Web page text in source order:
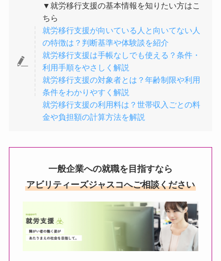
▼就労移行支援の基本情報を知りたい方はこ
ちら
就労移行支援が向いている人と向いてない人
の特徴は？判断基準や体験談を紹介
就労移行支援は手帳なしでも使える？条件・
利用手順をやさしく解説
就労移行支援の対象者とは？年齢制限や利用
条件をわかりやすく解説
就労移行支援の利用料は？世帯収入ごとの料
金や負担額の計算方法を解説
一般企業への就職を目指すなら
アビリティーズジャスコへご相談ください